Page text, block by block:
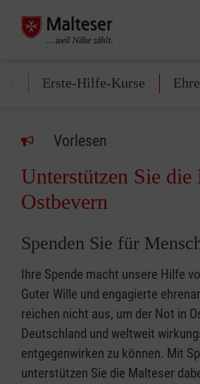
Erste-Hilfe-Kurse
Vorlesen
Unterstützen Sie die
Ostbevern
Spenden Sie für
Ihre Spende macht unsere Hilfe
Guter Wille und engagierte
reichen nicht aus, um der Not in
Deutschland und weltweit
entgegenwirken zu können. Mit
unterstützen Sie die Malteser